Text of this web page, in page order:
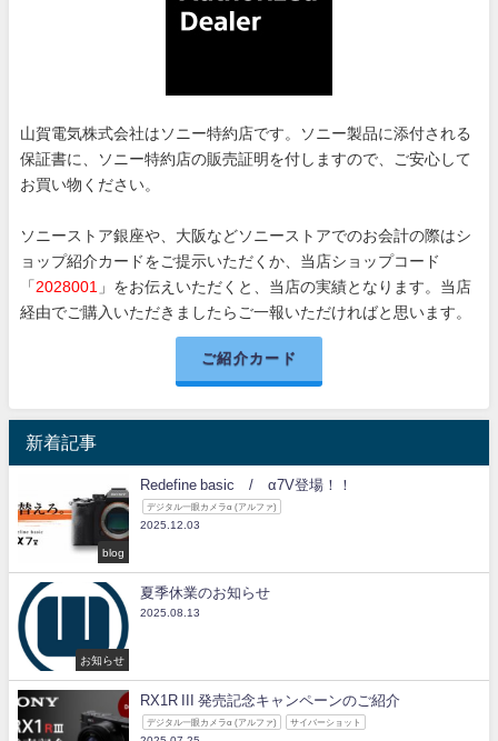
山賀電気株式会社はソニー特約店です。ソニー製品に添付される
保証書に、ソニー特約店の販売証明を付しますので、ご安心して
お買い物ください。
ソニーストア銀座や、大阪などソニーストアでのお会計の際はシ
ョップ紹介カードをご提示いただくか、当店ショップコード
「 2028001 」をお伝えいただくと、当店の実績となります。当店
経由でご購入いただきましたらご一報いただければと思います。
ご紹介カード
新着記事
blog
Redefine basic / α7V登場！！
デジタル一眼カメラα (アルファ)
2025.12.03
お知らせ
夏季休業のお知らせ
2025.08.13
RX1R III 発売記念キャンペーンのご紹介
デジタル一眼カメラα (アルファ) サイバーショット